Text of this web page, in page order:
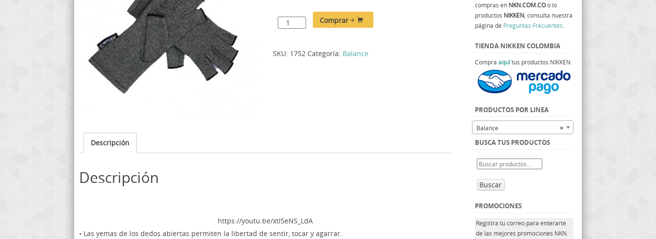
Comprar
SKU: 1752 Categoría: Balance
Descripción
Descripción
https://youtu.be/xtI5eNS_LdA
• Las yemas de los dedos abiertas permiten la libertad de sentir, tocar y agarrar.
compras en NKN.COM.COo lo
productos NIKKEN , consulta nuestra
página de Preguntas Frecuentes
TIENDA NIKKEN COLOMBIA
Compraaquítus productos NIKKEN.
PRODUCTOS POR LINEA
×
Balance
BUSCA TUS PRODUCTOS
Buscar
PROMOCIONES
Registra tu correo para enterarte
de las mejores promociones NKN.